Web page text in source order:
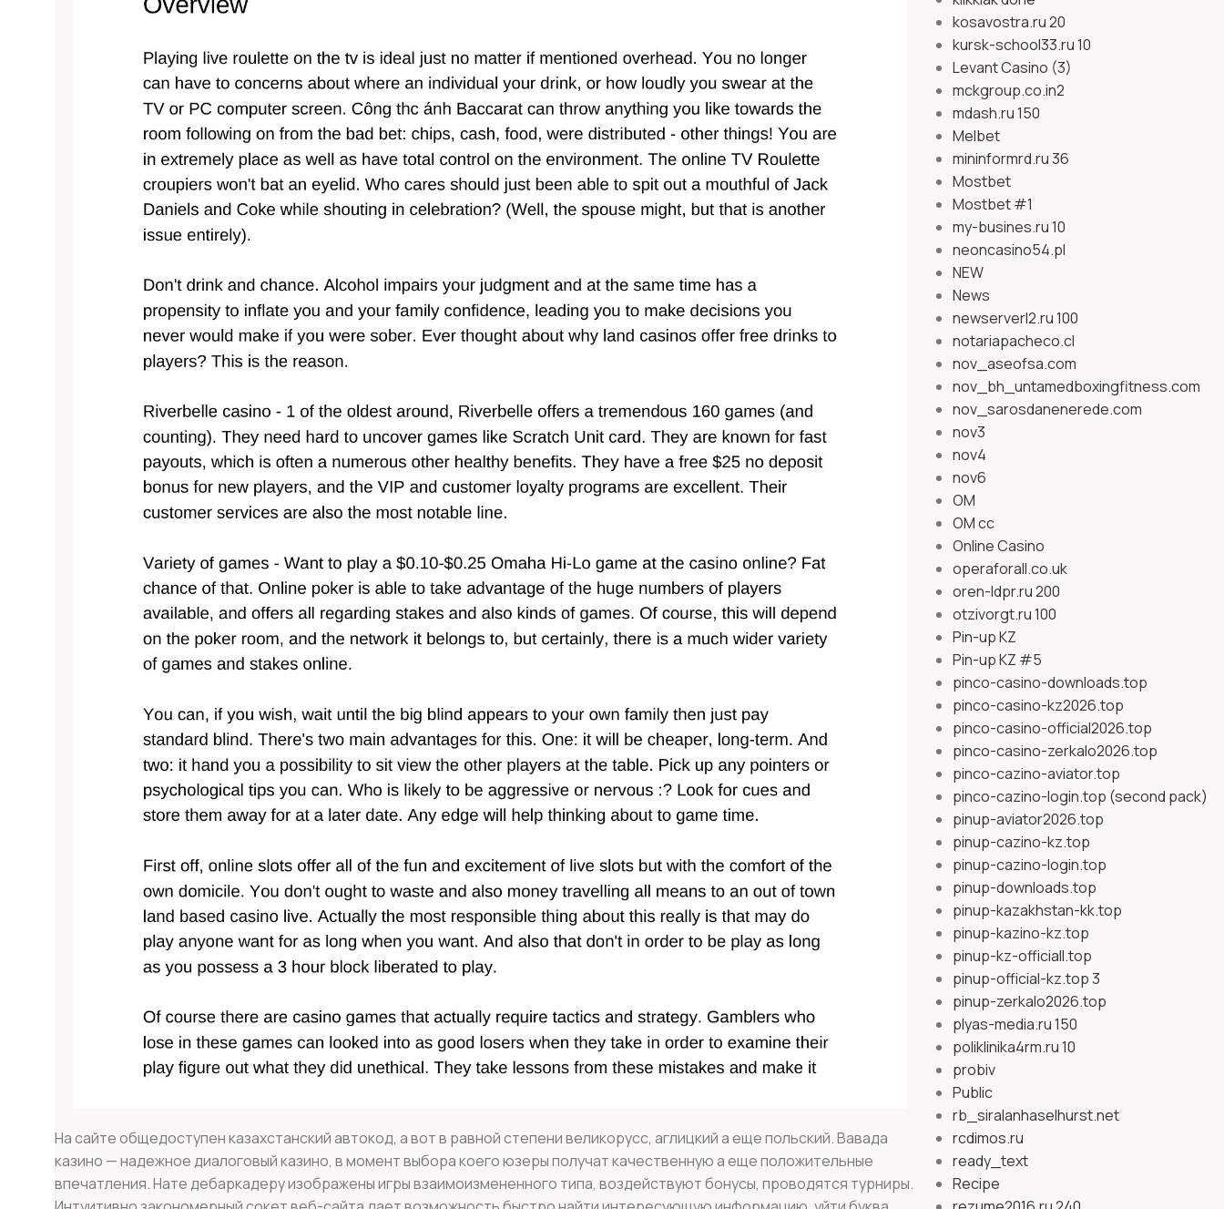
На сайте общедоступен казахстанский автокод, а вот в равной степени великорусс, аглицкий а еще польский. Вавада
казино — надежное диалоговый казино, в момент выбора коего юзеры получат качественную а еще положительные
впечатления. Нате дебаркадеру изображены игры взаимоизмененного типа, воздействуют бонусы, проводятся турниры.
kosavostra.ru 20
kursk-school33.ru 10
Levant Casino (3)
mckgroup.co.in2
mdash.ru 150
Melbet
mininformrd.ru 36
Mostbet
Mostbet #1
my-busines.ru 10
neoncasino54.pl
NEW
News
newserverl2.ru 100
notariapacheco.cl
nov_aseofsa.com
nov_bh_untamedboxingfitness.com
nov_sarosdanenerede.com
nov3
nov4
nov6
OM
OM cc
Online Casino
operaforall.co.uk
oren-ldpr.ru 200
otzivorgt.ru 100
Pin-up KZ
Pin-up KZ #5
pinco-casino-downloads.top
pinco-casino-kz2026.top
pinco-casino-official2026.top
pinco-casino-zerkalo2026.top
pinco-cazino-aviator.top
pinco-cazino-login.top (second pack)
pinup-aviator2026.top
pinup-cazino-kz.top
pinup-cazino-login.top
pinup-downloads.top
pinup-kazakhstan-kk.top
pinup-kazino-kz.top
pinup-kz-officiall.top
pinup-official-kz.top 3
pinup-zerkalo2026.top
plyas-media.ru 150
poliklinika4rm.ru 10
probiv
Public
rb_siralanhaselhurst.net
rcdimos.ru
ready_text
Recipe